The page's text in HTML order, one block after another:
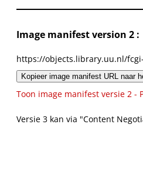
Image manifest version 2 :
https://objects.library.uu.nl/
Kopieer image manifest URL naar
Toon image manifest versie 2 -
Versie 3 kan via "Content